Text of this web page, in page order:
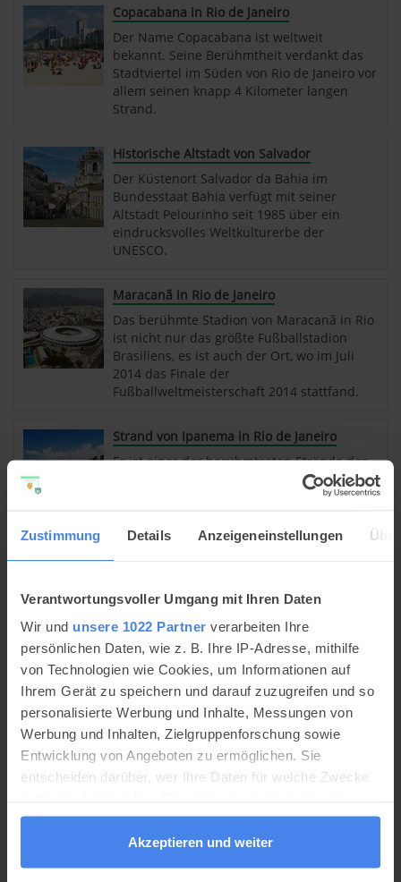
Zustimmung Details Anzeigeneinstellungen
Verantwortungsvoller Umgang mit Ihren Daten
Wir und unsere 1022 Partner verarbeiten Ihre
persönlichen Daten, wie z. B. Ihre IP-Adresse, mithilfe
von Technologien wie Cookies, um Informationen auf
Ihrem Gerät zu speichern und darauf zuzugreifen und so
personalisierte Werbung und Inhalte, Messungen von
Werbung und Inhalten, Zielgruppenforschung sowie
Entwicklung von Angeboten zu ermöglichen. Sie
entscheiden darüber, wer Ihre Daten für welche Zwecke
Cookie-Erklärung oder durch Klicken auf das Privacy
Trigger Symbol ändern oder widerrufen
Akzeptieren und weiter
Copacabana in Rio de Janeiro
Der Name Copacabana ist weltweit
bekannt. Seine Berühmtheit verdankt das
Stadtviertel im Süden von Rio de Janeiro vor
allem seinen knapp 4 Kilometer langen
Strand.
Historische Altstadt von Salvador
Der Küstenort Salvador da Bahia im
Bundesstaat Bahia verfügt mit seiner
Altstadt Pelourinho seit 1985 über ein
eindrucksvolles Weltkulturerbe der
UNESCO.
Maracanã in Rio de Janeiro
Das berühmte Stadion von Maracanã in Rio
ist nicht nur das größte Fußballstadion
Brasiliens, es ist auch der Ort, wo im Juli
2014 das Finale der
Fußballweltmeisterschaft 2014 stattfand.
Strand von Ipanema in Rio de Janeiro
Er ist einer der berühmtesten Strände der
Welt: der Praia de Ipanema gehört mit dem
brasilianischen Metropole Rio de Janeiro.
Olinda liegt im Bundesstaat Pernambuco,
direkt an der Ostküste von Brasilien. Sie
und beliebtesten Reisezielen in Brasilien.
Künstlerviertel Santa Teresa in Rio de
Janeiro
Das Künstlerviertel Santa Teresa findest du
auf einem Hügel über dem Zentrum von Rio
de Janeiro. In dem Stadtteil leben